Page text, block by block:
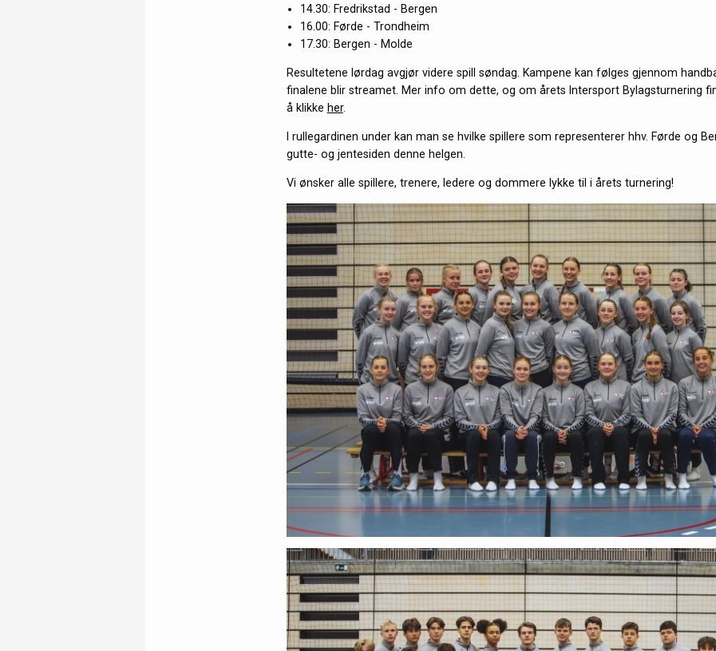
14.30: Fredrikstad - Bergen
16.00: Førde - Trondheim
17.30: Bergen - Molde
Resultetene lørdag avgjør videre spill søndag. Kampene kan følges gjennom
finalene blir streamet. Mer info om dette, og om årets Intersport Bylagsturnering
å klikke her.
I rullegardinen under kan man se hvilke spillere som representerer hhv. Førde og
gutte- og jentesiden denne helgen.
Vi ønsker alle spillere, trenere, ledere og dommere lykke til i årets turnering!